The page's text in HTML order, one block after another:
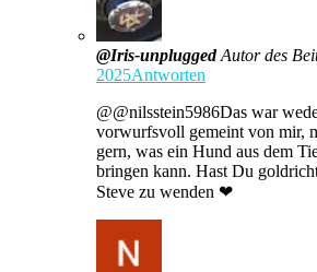
@Iris-unplugged Autor des
2025Antworten
​@@nilsstein5986Das war
vorwurfsvoll gemeint von mir,
gern, was ein Hund aus dem
bringen kann. Hast Du
Steve zu wenden ❤